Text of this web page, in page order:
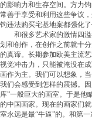
的影响力和生存空间。方力
常善于享受和利用这些争议
钧违法购买宅基地案都强化
和很多艺术家的激情四溢
划和创作，在创作之前就十
的真谛。长期参加欧美主流
视觉冲击力，只能被淹没在
画作为主。我们可以想象，
我们会感受到怎样的震撼。
库”一般巨大的画室。于是他
的中国画家。现在的画家们
室永远是最“牛逼”的。和第